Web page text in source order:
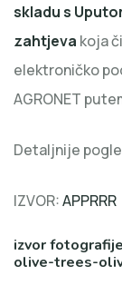
skladu s
zahtjeva koja
elektroničko
AGRONET
Detaljnije
IZVOR:APPRRR
izvor
olive-trees-